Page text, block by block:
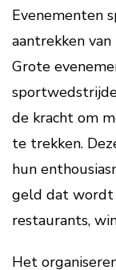
Evenementen
aantrekken
Grote
de kracht om
te trekken.
hun
geld dat wordt
restaurants,
Het